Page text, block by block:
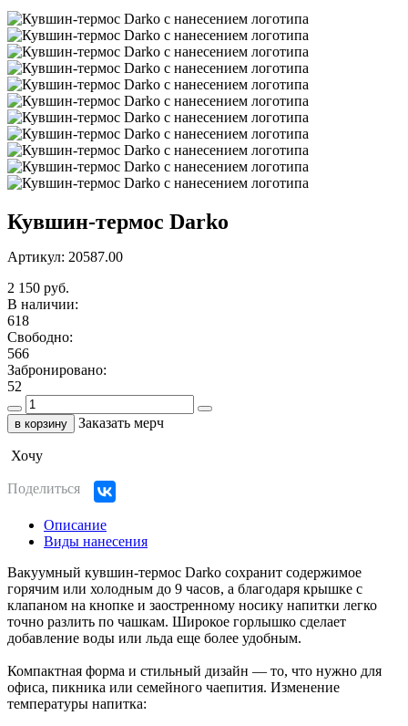
Кувшин-термос Darko
Артикул: 20587.00
2 150 руб.
В наличии:
618
Свободно:
566
Забронировано:
52
в корзину Заказать мерч
Хочу
Поделиться
Описание
Виды нанесения
Вакуумный кувшин-термос Darko сохранит содержимое
горячим или холодным до 9 часов, а благодаря крышке с
клапаном на кнопке и заостренному носику напитки легко
точно разлить по чашкам. Широкое горлышко сделает
добавление воды или льда еще более удобным.
Компактная форма и стильный дизайн — то, что нужно для
офиса, пикника или семейного чаепития. Изменение
температуры напитка: